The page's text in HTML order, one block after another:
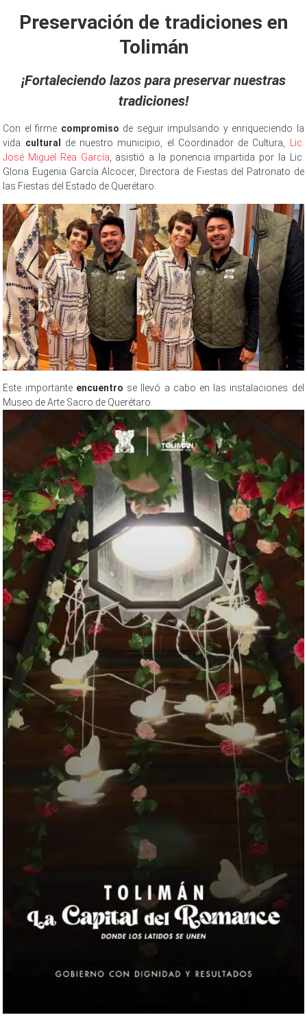
Preservación de tradiciones en
Tolimán
¡Fortaleciendo lazos para preservar nuestras
tradiciones!
Con el firme compromiso de seguir impulsando y enriqueciendo la
vida cultural de nuestro municipio, el Coordinador de Cultura, Lic.
José Miguel Rea García , asistió a la ponencia impartida por la Lic.
Gloria Eugenia García Alcocer, Directora de Fiestas del Patronato de
las Fiestas del Estado de Querétaro.
Este importante encuentro se llevó a cabo en las instalaciones del
Museo de Arte Sacro de Querétaro.